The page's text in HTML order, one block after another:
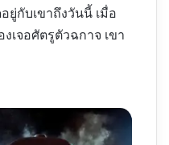
ยู่กับเขาถึงวันนี้ เมื่อ
เจอศัตรูตัวฉกาจ เขา